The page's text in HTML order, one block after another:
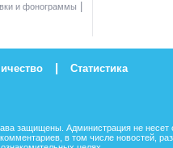
и фонограммы
| Статистика
защищены. Администрация не несет
в том числе новостей,